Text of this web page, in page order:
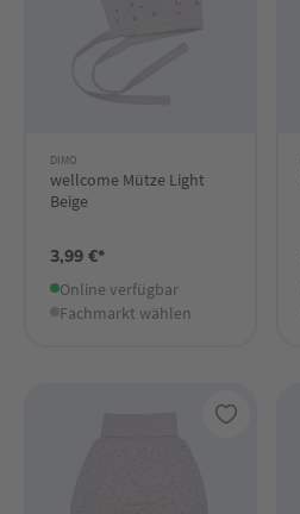
DIMO
wellcome Mütze Light
Beige
3,99 €*
Online verfügbar
Fachmarkt wählen